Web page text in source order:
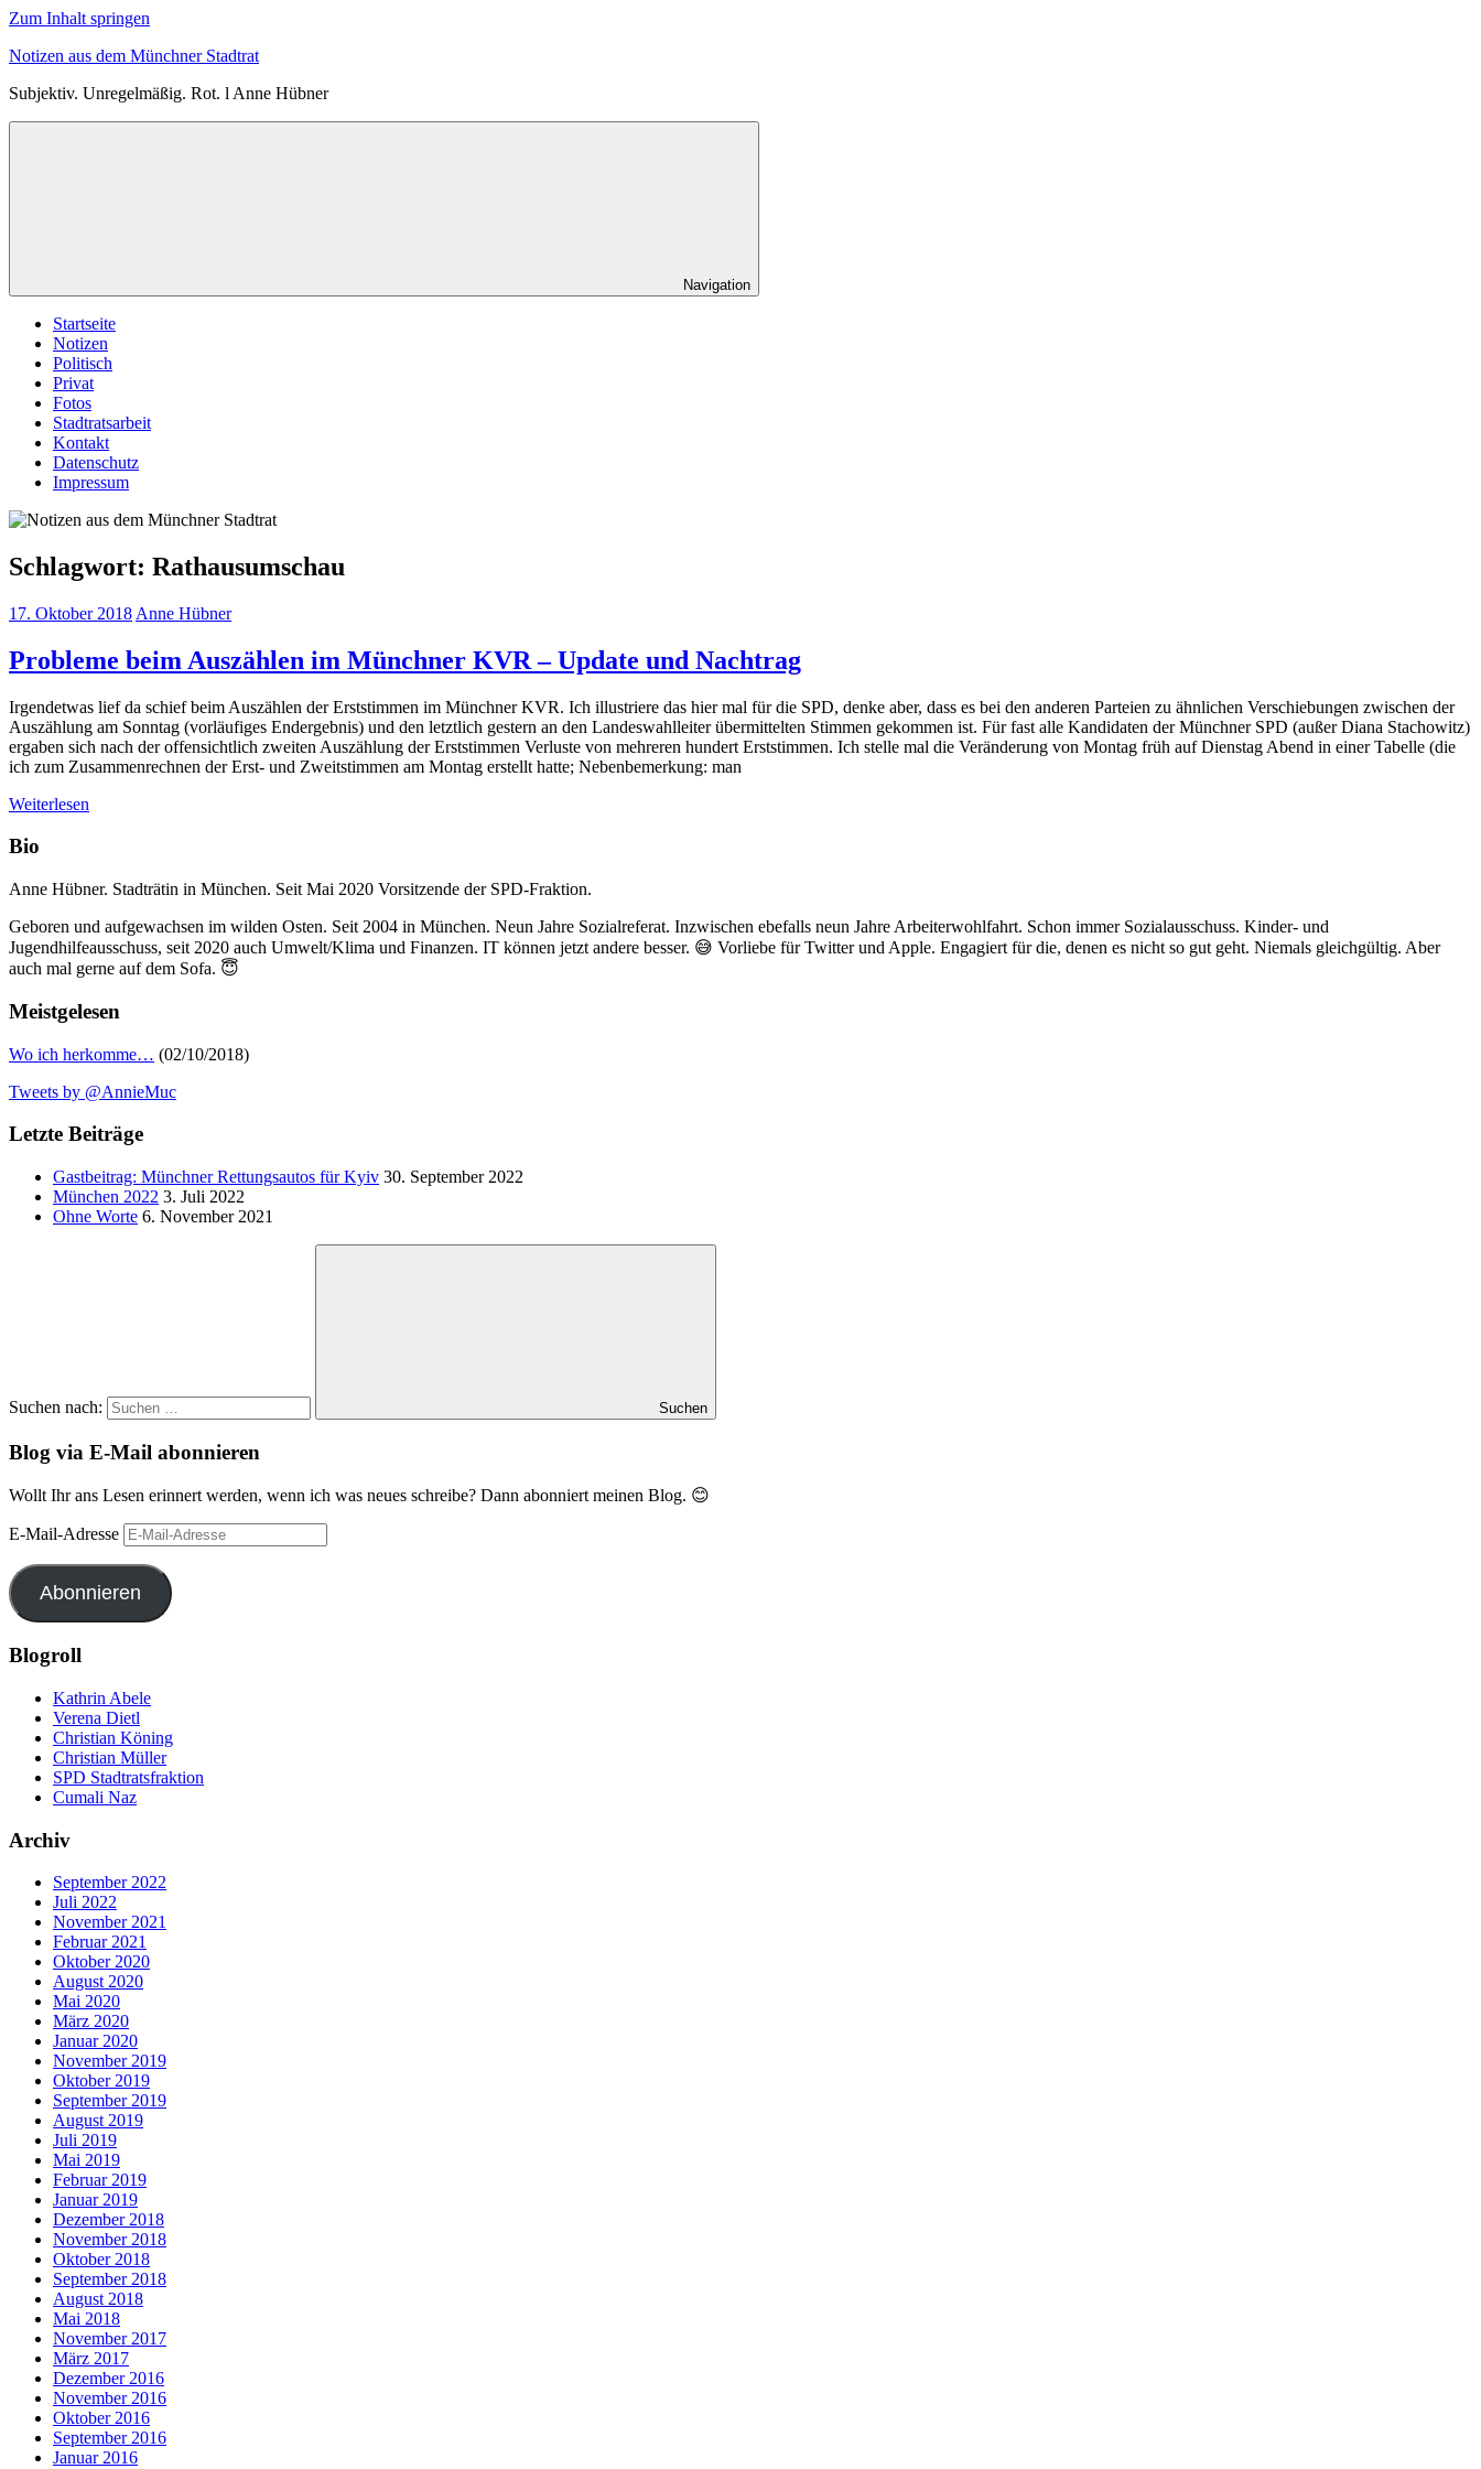
Zum Inhalt springen
Notizen aus dem Münchner Stadtrat
Subjektiv. Unregelmäßig. Rot. l Anne Hübner
Navigation
Startseite
Notizen
Politisch
Privat
Fotos
Stadtratsarbeit
Kontakt
Datenschutz
Impressum
Schlagwort: Rathausumschau
17. Oktober 2018 Anne Hübner
Probleme beim Auszählen im Münchner KVR – Update und Nachtrag
Irgendetwas lief da schief beim Auszählen der Erststimmen im Münchner KVR. Ich illustriere das hier mal für die SPD, denke aber, dass es bei den anderen Parteien zu ähnlichen Verschiebungen zwischen der
Auszählung am Sonntag (vorläufiges Endergebnis) und den letztlich gestern an den Landeswahlleiter übermittelten Stimmen gekommen ist. Für fast alle Kandidaten der Münchner SPD (außer Diana Stachowitz)
ergaben sich nach der offensichtlich zweiten Auszählung der Erststimmen Verluste von mehreren hundert Erststimmen. Ich stelle mal die Veränderung von Montag früh auf Dienstag Abend in einer Tabelle (die
ich zum Zusammenrechnen der Erst- und Zweitstimmen am Montag erstellt hatte; Nebenbemerkung: man
Weiterlesen
Bio
Anne Hübner. Stadträtin in München. Seit Mai 2020 Vorsitzende der SPD-Fraktion.
Geboren und aufgewachsen im wilden Osten. Seit 2004 in München. Neun Jahre Sozialreferat. Inzwischen ebefalls neun Jahre Arbeiterwohlfahrt. Schon immer Sozialausschuss. Kinder- und
Jugendhilfeausschuss, seit 2020 auch Umwelt/Klima und Finanzen. IT können jetzt andere besser. 😅 Vorliebe für Twitter und Apple. Engagiert für die, denen es nicht so gut geht. Niemals gleichgültig. Aber
auch mal gerne auf dem Sofa. 😇
Meistgelesen
Wo ich herkomme… (02/10/2018)
Tweets by @AnnieMuc
Letzte Beiträge
Gastbeitrag: Münchner Rettungsautos für Kyiv 30. September 2022
München 2022 3. Juli 2022
Ohne Worte 6. November 2021
Suchen nach: Suchen
Blog via E-Mail abonnieren
Wollt Ihr ans Lesen erinnert werden, wenn ich was neues schreibe? Dann abonniert meinen Blog. 😊
E-Mail-Adresse
Abonnieren
Blogroll
Kathrin Abele
Verena Dietl
Christian Köning
Christian Müller
SPD Stadtratsfraktion
Cumali Naz
Archiv
September 2022
Juli 2022
November 2021
Februar 2021
Oktober 2020
August 2020
Mai 2020
März 2020
Januar 2020
November 2019
Oktober 2019
September 2019
August 2019
Juli 2019
Mai 2019
Februar 2019
Januar 2019
Dezember 2018
November 2018
Oktober 2018
September 2018
August 2018
Mai 2018
November 2017
März 2017
Dezember 2016
November 2016
Oktober 2016
September 2016
Januar 2016